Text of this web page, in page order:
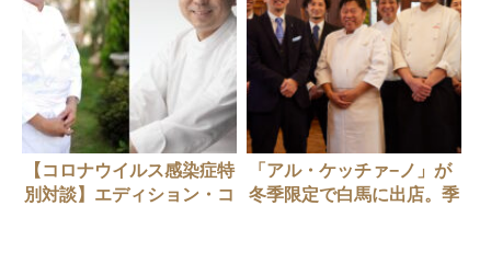
【コロナウイルス感染症特
別対談】エディション・コ
「アル・ケッチァ−ノ」が
冬季限定で白馬に出店。季